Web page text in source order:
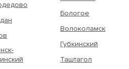
Бологое
Волоколамск
Губкинский
Таштагол